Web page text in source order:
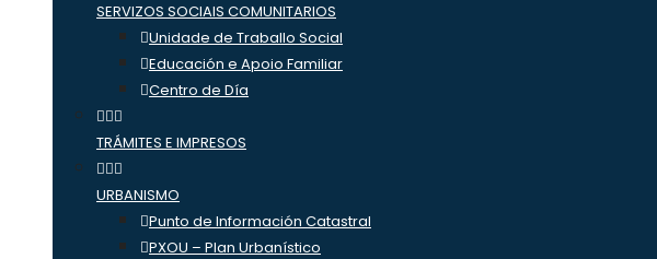
SERVIZOS SOCIAIS COMUNITARIOS
Unidade de Traballo Social
Educación e Apoio Familiar
Centro de Día
TRÁMITES E IMPRESOS
URBANISMO
Punto de Información Catastral
PXOU – Plan Urbanístico